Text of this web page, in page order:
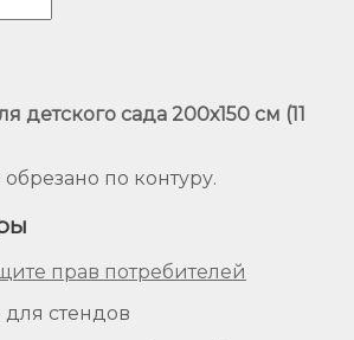
детского сада 200х150 см (11
по контуру.
стендов